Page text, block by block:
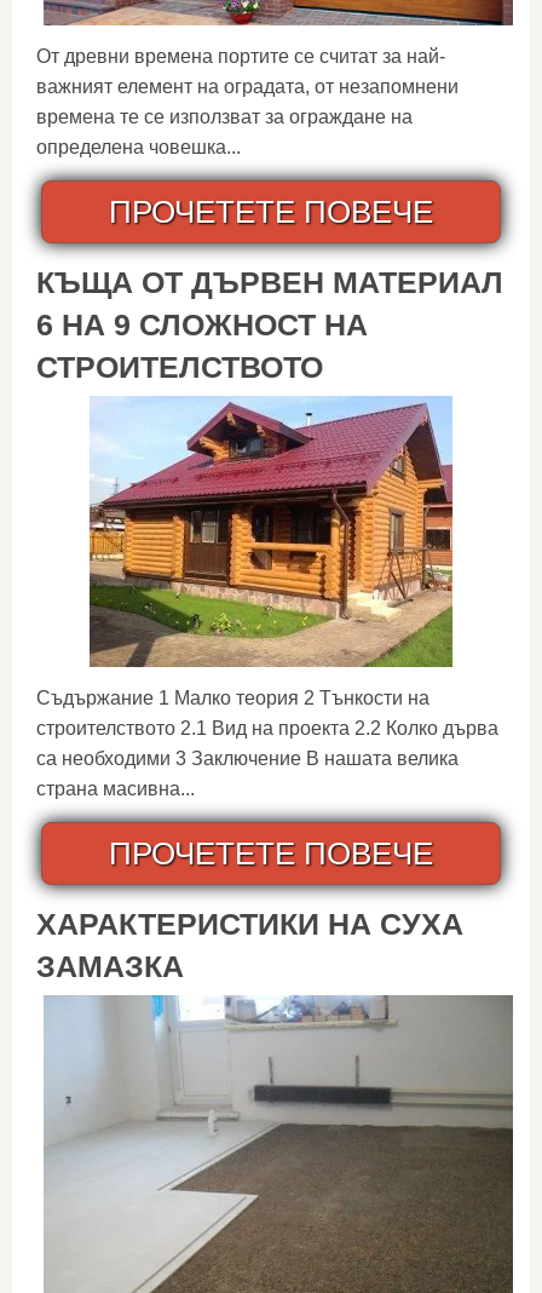
От древни времена портите се считат за най-
важният елемент на оградата, от незапомнени
времена те се използват за ограждане на
определена човешка...
ПРОЧЕТЕТЕ ПОВЕЧЕ
КЪЩА ОТ ДЪРВЕН МАТЕРИАЛ
6 НА 9 СЛОЖНОСТ НА
СТРОИТЕЛСТВОТО
Съдържание 1 Малко теория 2 Тънкости на
строителството 2.1 Вид на проекта 2.2 Колко дърва
са необходими 3 Заключение В нашата велика
страна масивна...
ПРОЧЕТЕТЕ ПОВЕЧЕ
ХАРАКТЕРИСТИКИ НА СУХА
ЗАМАЗКА